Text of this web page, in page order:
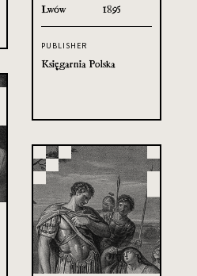
Lwów 1895
PUBLISHER
Księgarnia Polska